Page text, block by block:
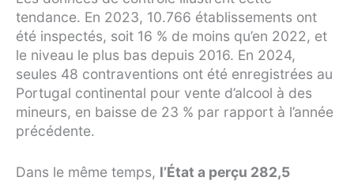
tendance. En 2023, 10.766 établissements ont
été inspectés, soit 16 % de moins qu’en 2022, et
le niveau le plus bas depuis 2016. En 2024,
seules 48 contraventions ont été enregistrées au
Portugal continental pour vente d’alcool à des
mineurs, en baisse de 23 % par rapport à l’année
précédente.
Dans le même temps, l’État a perçu 282,5